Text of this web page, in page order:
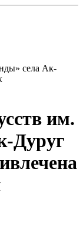
села Ак-
им.
Дуруг